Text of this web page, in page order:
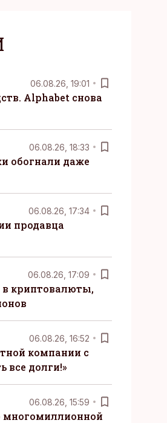
06.08.26, 19:01
Alphabet снова
06.08.26, 18:33
обогнали даже
06.08.26, 17:34
продавца
06.08.26, 17:09
криптовалюты,
06.08.26, 16:52
компании с
все долги!»
06.08.26, 15:59
многомиллионной